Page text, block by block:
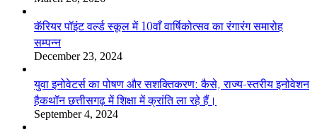
कॅरियर पॉइंट वर्ल्ड स्कूल में 10वाँ वार्षिकोत्सव का रंगारंग समारोह
सम्पन्न
December 23, 2024
युवा इनोवेटर्स का पोषण और सशक्तिकरण: कैसे, राज्य-स्तरीय इनोवेशन
हैकथॉन छत्तीसगढ़ में शिक्षा में क्रांति ला रहे हैं।
September 4, 2024